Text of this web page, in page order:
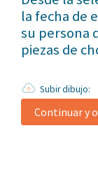
la fecha de
su persona
piezas de
Subir dibujo:
Continuar y